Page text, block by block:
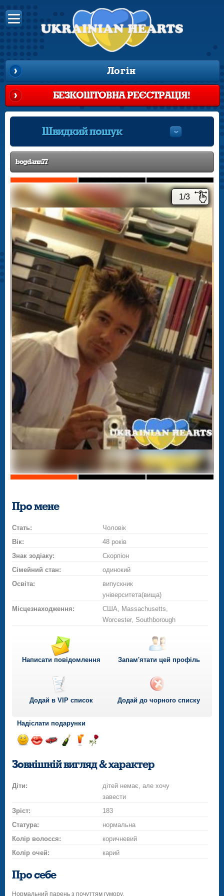
Логін
БЕЗКОШТОВНА РЕЄСТРАЦІЯ!
Швидкий пошук
bogdann77
1/3
Про мене
Стать:
Чоловік
Вік:
48 років
Знак зодіаку:
Скорпіон
Сімейний стан:
одинокий
Освіта:
випускник
університета(вища)
Місцезнаходження:
США, Massachusetts,
Worcester, Southborough
Написати повідомлення Запам'ятати цей профіль
Додай в VIP список Додай до чорного списку
Надіслати подарунки
посмішкупоцілунок
на
автомобілі
шампанське
троянду
Зовнішній вигляд & характер
Діти:
дітей немає, але хочу
завести
Зріст:
183
Статура:
нормальна
Колір волосся:
коричневий
Колір очей:
карий
Про себе
Нормальний парень з почуттям гумору.